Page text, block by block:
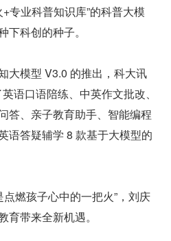
专业科普知识库”的科普大模
科创的种子。
大模型 V3.0 的推出，科大讯
语口语陪练、中英作文批改、
答、亲子教育助手、智能编程
语答疑辅学 8 款基于大模型的
燃孩子心中的一把火”，刘庆
带来全新机遇。